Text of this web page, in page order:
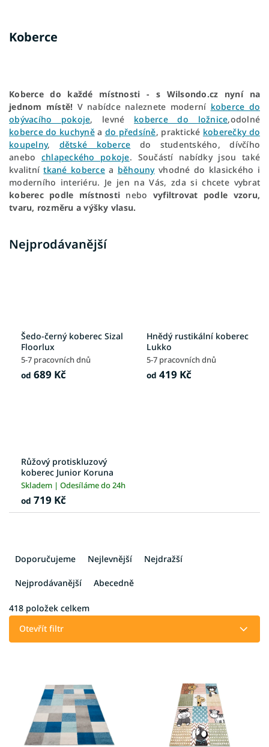
Koberce
Koberce do každé místnosti - s Wilsondo.cz nyní na
jednom místě! V nabídce naleznete moderní koberce do
obývacího pokoje, levné koberce do ložnice,odolné
koberce do kuchyněa do předsíně, praktické koberečky do
koupelny, dětské koberce do studentského, dívčího
anebo chlapeckého pokoje. Součástí nabídky jsou také
kvalitnítkané kobercea běhounyvhodné do klasického i
moderního interiéru. Je jen na Vás, zda si chcete vybrat
koberec podle místnosti nebo vyfiltrovat podle vzoru,
tvaru, rozměru a výšky vlasu.
Nejprodávanější
Šedo-černý koberec Sizal
Floorlux
5-7 pracovních dnů
od 689 Kč
Hnědý rustikální koberec
Lukko
5-7 pracovních dnů
od 419 Kč
Růžový protiskluzový
koberec Junior Koruna
Skladem | Odesíláme do 24h
od 719 Kč
í
Doporučujeme Nejlevnější Nejdražší
Nejprodávanější Abecedně
418 položek celkem
Otevřít filtr